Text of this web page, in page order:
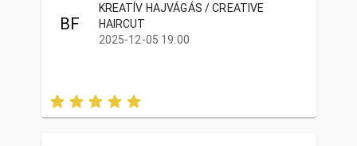
BF
KREATÍV HAJVÁGÁS / CREATIVE
HAIRCUT
2025-12-05 19:00